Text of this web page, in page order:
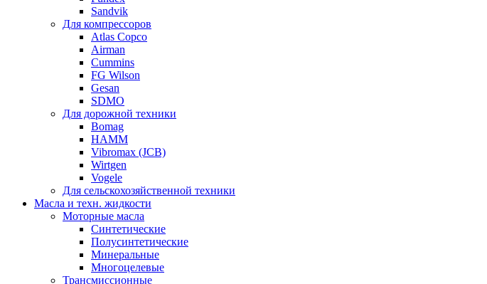
Sandvik
Для компрессоров
Atlas Copco
Airman
Cummins
FG Wilson
Gesan
SDMO
Для дорожной техники
Bomag
HAMM
Vibromax (JCB)
Wirtgen
Vogele
Для сельскохозяйственной техники
Масла и техн. жидкости
Моторные масла
Синтетические
Полусинтетические
Минеральные
Многоцелевые
Трансмиссионные